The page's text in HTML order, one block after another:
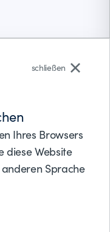
Partner
Support
schließen
Ihres Browsers
diese Website
Sprache